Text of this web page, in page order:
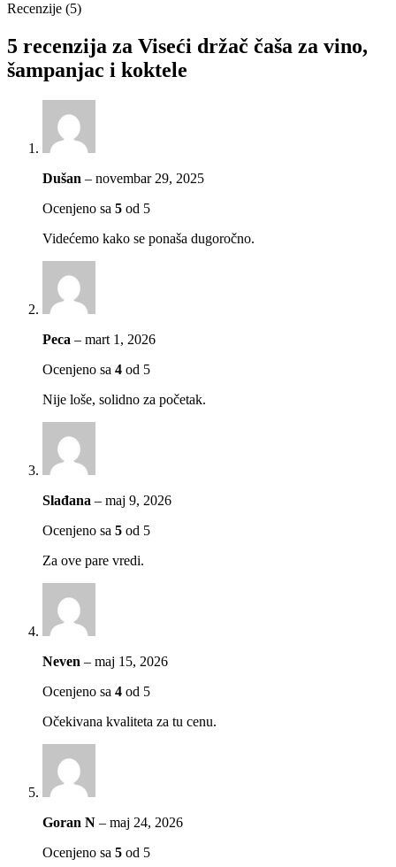
Recenzije (5)
5 recenzija za Viseći držač čaša za vino,
šampanjac i koktele
Dušan – novembar 29, 2025
Ocenjeno sa 5 od 5
Videćemo kako se ponaša dugoročno.
Peca – mart 1, 2026
Ocenjeno sa 4 od 5
Nije loše, solidno za početak.
Slađana – maj 9, 2026
Ocenjeno sa 5 od 5
Za ove pare vredi.
Neven – maj 15, 2026
Ocenjeno sa 4 od 5
Očekivana kvaliteta za tu cenu.
Goran N – maj 24, 2026
Ocenjeno sa 5 od 5